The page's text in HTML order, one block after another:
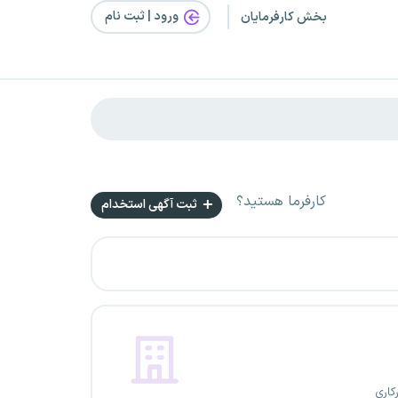
بخش کارفرمایان ورود | ثبت‌ نام
کارفرما هستید؟ ثبت آگهی استخدام